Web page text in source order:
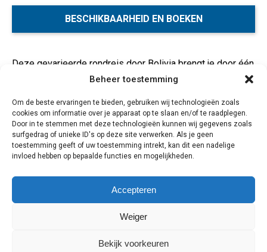
Beheer toestemming
Om de beste ervaringen te bieden, gebruiken wij technologieën zoals
cookies om informatie over je apparaat op te slaan en/of te raadplegen.
Door in te stemmen met deze technologieën kunnen wij gegevens zoals
surfgedrag of unieke ID's op deze site verwerken. Als je geen
toestemming geeft of uw toestemming intrekt, kan dit een nadelige
invloed hebben op bepaalde functies en mogelijkheden.
Accepteren
Weiger
Bekijk voorkeuren
BESCHIKBAARHEID EN BOEKEN
Deze gevarieerde rondreis door Bolivia brengt je door één
van de mooiste en meest indiaanse landen van Zuid-
indianenen de vele ‘mestizos’, woonachtig in het land dat
ook wel het ‘Dak van de Andes’ wordt genoemd. Een
uitgestrekte zoutvlakte, de indrukwekkende Altiplano en
hetsaffierblauwe Titicacameerzijn maar een paar van
de hoogtepunten. Deze reis is een aanrader voor de échte
Andesreiziger!
22 dagen / 21 nachten